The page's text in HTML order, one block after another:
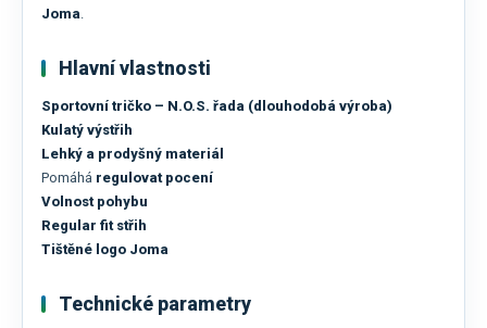
Joma.
Hlavní vlastnosti
Sportovní tričko – N.O.S. řada (dlouhodobá výroba)
Kulatý výstřih
Lehký a prodyšný materiál
Pomáhá regulovat pocení
Volnost pohybu
Regular fit střih
Tištěné logo Joma
Technické parametry